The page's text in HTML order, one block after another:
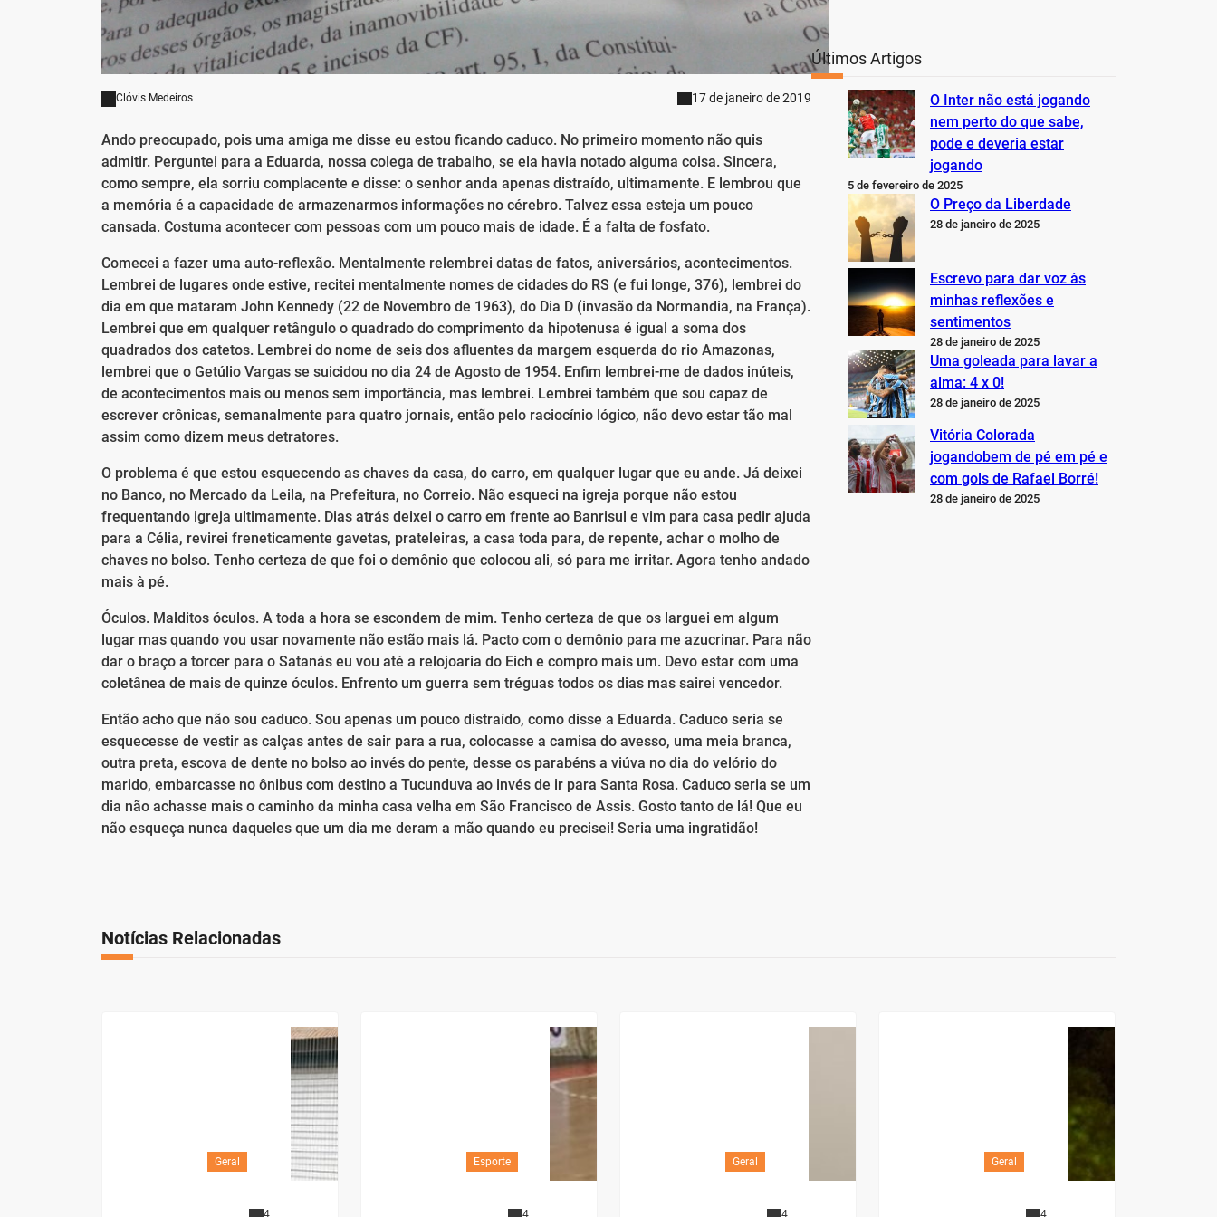
Clóvis Medeiros 17 de janeiro de 2019
Ando preocupado, pois uma amiga me disse eu estou ficando caduco. No primeiro momento não quis
admitir. Perguntei para a Eduarda, nossa colega de trabalho, se ela havia notado alguma coisa. Sincera,
como sempre, ela sorriu complacente e disse: o senhor anda apenas distraído, ultimamente. E lembrou que
a memória é a capacidade de armazenarmos informações no cérebro. Talvez essa esteja um pouco
cansada. Costuma acontecer com pessoas com um pouco mais de idade. É a falta de fosfato.
Comecei a fazer uma auto-reflexão. Mentalmente relembrei datas de fatos, aniversários, acontecimentos.
Lembrei de lugares onde estive, recitei mentalmente nomes de cidades do RS (e fui longe, 376), lembrei do
dia em que mataram John Kennedy (22 de Novembro de 1963), do Dia D (invasão da Normandia, na França).
Lembrei que em qualquer retângulo o quadrado do comprimento da hipotenusa é igual a soma dos
quadrados dos catetos. Lembrei do nome de seis dos afluentes da margem esquerda do rio Amazonas,
lembrei que o Getúlio Vargas se suicidou no dia 24 de Agosto de 1954. Enfim lembrei-me de dados inúteis,
de acontecimentos mais ou menos sem importância, mas lembrei. Lembrei também que sou capaz de
escrever crônicas, semanalmente para quatro jornais, então pelo raciocínio lógico, não devo estar tão mal
assim como dizem meus detratores.
O problema é que estou esquecendo as chaves da casa, do carro, em qualquer lugar que eu ande. Já deixei
no Banco, no Mercado da Leila, na Prefeitura, no Correio. Não esqueci na igreja porque não estou
frequentando igreja ultimamente. Dias atrás deixei o carro em frente ao Banrisul e vim para casa pedir ajuda
para a Célia, revirei freneticamente gavetas, prateleiras, a casa toda para, de repente, achar o molho de
chaves no bolso. Tenho certeza de que foi o demônio que colocou ali, só para me irritar. Agora tenho andado
mais à pé.
Óculos. Malditos óculos. A toda a hora se escondem de mim. Tenho certeza de que os larguei em algum
lugar mas quando vou usar novamente não estão mais lá. Pacto com o demônio para me azucrinar. Para não
dar o braço a torcer para o Satanás eu vou até a relojoaria do Eich e compro mais um. Devo estar com uma
coletânea de mais de quinze óculos. Enfrento um guerra sem tréguas todos os dias mas sairei vencedor.
Então acho que não sou caduco. Sou apenas um pouco distraído, como disse a Eduarda. Caduco seria se
esquecesse de vestir as calças antes de sair para a rua, colocasse a camisa do avesso, uma meia branca,
outra preta, escova de dente no bolso ao invés do pente, desse os parabéns a viúva no dia do velório do
marido, embarcasse no ônibus com destino a Tucunduva ao invés de ir para Santa Rosa. Caduco seria se um
dia não achasse mais o caminho da minha casa velha em São Francisco de Assis. Gosto tanto de lá! Que eu
não esqueça nunca daqueles que um dia me deram a mão quando eu precisei! Seria uma ingratidão!
Últimos Artigos
O Inter não está jogando
nem perto do que sabe,
pode e deveria estar
jogando
5 de fevereiro de 2025
O Preço da Liberdade
28 de janeiro de 2025
Escrevo para dar voz às
minhas reflexões e
sentimentos
28 de janeiro de 2025
Uma goleada para lavar a
alma: 4 x 0!
28 de janeiro de 2025
Vitória Colorada
jogandobem de pé em pé e
com gols de Rafael Borré!
28 de janeiro de 2025
Notícias Relacionadas
Geral Esporte Geral Geral